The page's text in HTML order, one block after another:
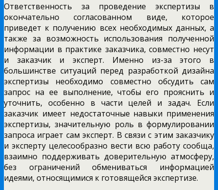
Ответственность за проведение экспертизы в
окончательно согласованном виде, которое
приведет к получению всех необходимых данных, а
также за возможность использования полученной
информации в практике заказчика, совместно несут
и заказчик и эксперт. Именно из-за этого в
большинстве ситуаций перед разработкой дизайна
экспертизы необходимо совместно обсудить сам
запрос на ее выполнение, чтобы его прояснить и
уточнить, особенно в части целей и задач. Если
заказчик имеет недостаточные навыки применения
экспертизы, значительную роль в формулировании
запроса играет сам эксперт. В связи с этим заказчику
и эксперту целесообразно вести всю работу сообща,
взаимно поддерживать доверительную атмосферу,
без ограничений обмениваться информацией
идеями, относящимися к готовящейся экспертизе.